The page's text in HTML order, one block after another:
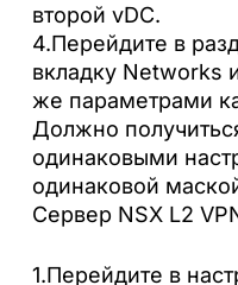
второй vDC.
4.Перейдите в
вкладку Networks
же параметрами
Должно
одинаковыми
одинаковой
Сервер NSX L2
1.Перейдите в